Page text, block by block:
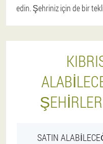
edin. Şehriniz için de bir
SATIN